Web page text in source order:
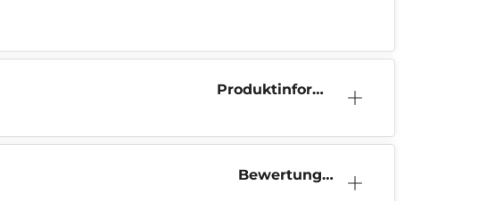
Produktinform
Bewertunge